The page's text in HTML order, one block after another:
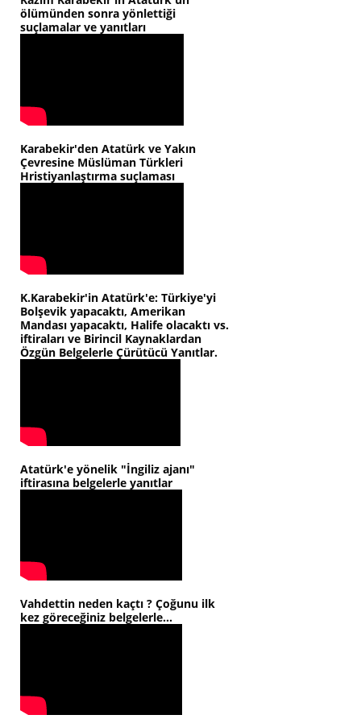
ölümünden sonra yönlettiği
suçlamalar ve yanıtları
Karabekir'den Atatürk ve Yakın
Çevresine Müslüman Türkleri
Hristiyanlaştırma suçlaması
K.Karabekir'in Atatürk'e: Türkiye'yi
Bolşevik yapacaktı, Amerikan
Mandası yapacaktı, Halife olacaktı vs.
iftiraları ve Birincil Kaynaklardan
Özgün Belgelerle Çürütücü Yanıtlar.
Atatürk'e yönelik "İngiliz ajanı"
iftirasına belgelerle yanıtlar
Vahdettin neden kaçtı ? Çoğunu ilk
kez göreceğiniz belgelerle...